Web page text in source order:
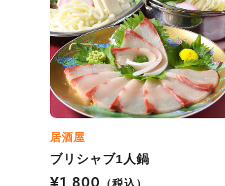
居酒屋
ブリシャブ1人鍋
¥1,800
（税込）